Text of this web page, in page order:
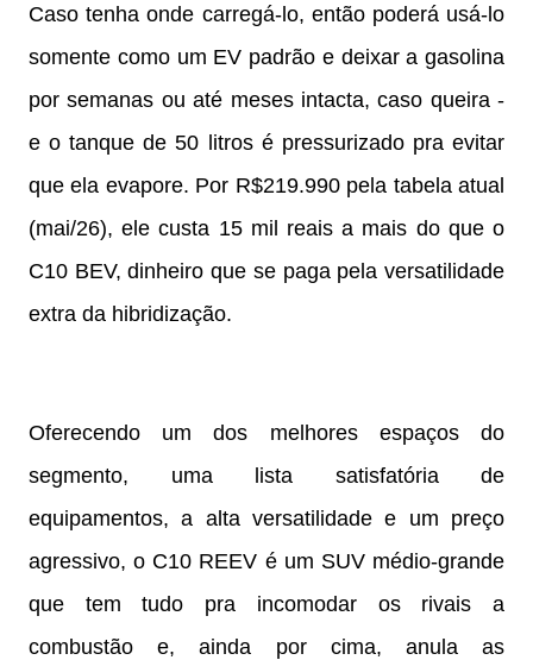
Caso tenha onde carregá-lo, então poderá usá-lo
somente como um EV padrão e deixar a gasolina
por semanas ou até meses intacta, caso queira -
e o tanque de 50 litros é pressurizado pra evitar
que ela evapore. Por R$219.990 pela tabela atual
(mai/26), ele custa 15 mil reais a mais do que o
C10 BEV, dinheiro que se paga pela versatilidade
extra da hibridização.
Oferecendo um dos melhores espaços do
segmento, uma lista satisfatória de
equipamentos, a alta versatilidade e um preço
agressivo, o C10 REEV é um SUV médio-grande
que tem tudo pra incomodar os rivais a
combustão e, ainda por cima, anula as